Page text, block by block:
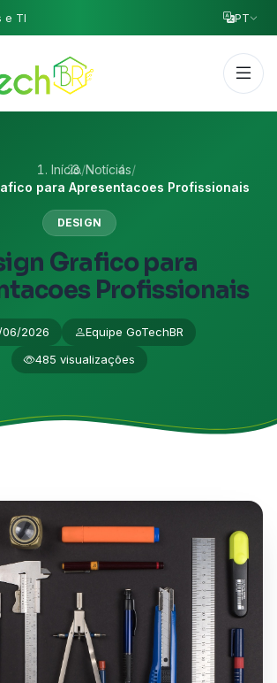
e TI PT
Início/Notícias/
para Apresentacoes Profissionais
DESIGN
Grafico para
Profissionais
06/2026
Equipe GoTechBR
485 visualizações